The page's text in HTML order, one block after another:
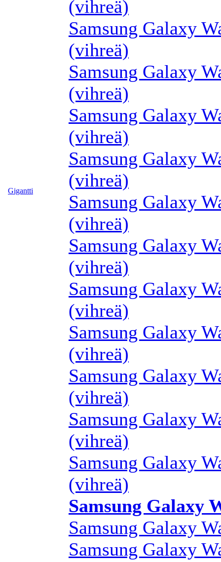
Gigantti
(vihreä)
Samsung Galaxy
(vihreä)
Samsung Galaxy
(vihreä)
Samsung Galaxy
(vihreä)
Samsung Galaxy
(vihreä)
Samsung Galaxy
(vihreä)
Samsung Galaxy
(vihreä)
Samsung Galaxy
(vihreä)
Samsung Galaxy
(vihreä)
Samsung Galaxy
(vihreä)
Samsung Galaxy
(vihreä)
Samsung Galaxy
(vihreä)
Samsung Galaxy
Samsung Galaxy
Samsung Galaxy